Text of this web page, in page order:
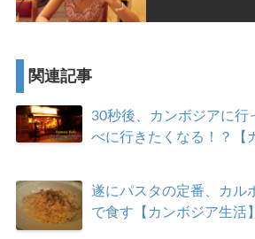
関連記事
30秒後、カンボジアに行
べに行きたくなる！？【
遂にパスタの定番、カル
で食す【カンボジア生活】